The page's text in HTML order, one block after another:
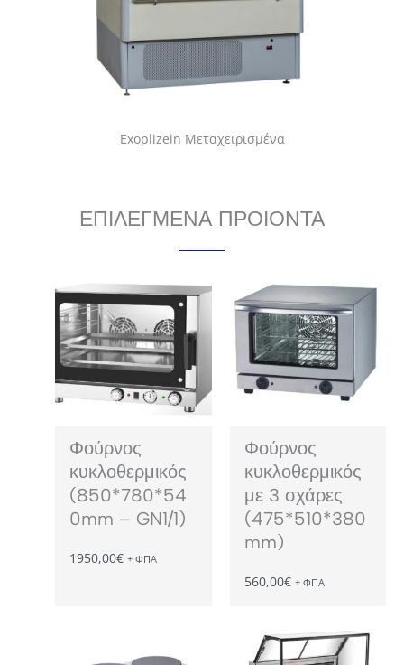
Exoplizein Μεταχειρισμένα
ΕΠΙΛΕΓΜΕΝΑ ΠΡΟΙΟΝΤΑ
Φούρνος
κυκλοθερμικός
(850*780*54
0mm – GN1/1)
1950,00€ + ΦΠΑ
Φούρνος
κυκλοθερμικός
με 3 σχάρες
(475*510*380
mm)
560,00€ + ΦΠΑ